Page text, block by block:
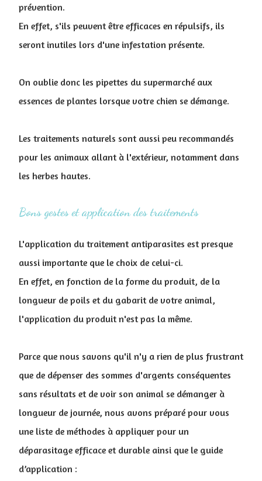
prévention.
En effet, s'ils peuvent être efficaces en répulsifs, ils
seront inutiles lors d'une infestation présente.
On oublie donc les pipettes du supermarché aux
essences de plantes lorsque votre chien se démange.
Les traitements naturels sont aussi peu recommandés
pour les animaux allant à l'extérieur, notamment dans
les herbes hautes.
Bons gestes et application des traitements
L'application du traitement antiparasites est presque
aussi importante que le choix de celui-ci.
En effet, en fonction de la forme du produit, de la
longueur de poils et du gabarit de votre animal,
l'application du produit n'est pas la même.
Parce que nous savons qu'il n'y a rien de plus frustrant
que de dépenser des sommes d'argents conséquentes
sans résultats et de voir son animal se démanger à
longueur de journée, nous avons préparé pour vous
une liste de méthodes à appliquer pour un
déparasitage efficace et durable ainsi que le guide
d’application :